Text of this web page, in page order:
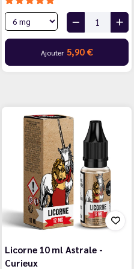
Ajouter 5,90 €
Licorne 10 ml Astrale -
Curieux